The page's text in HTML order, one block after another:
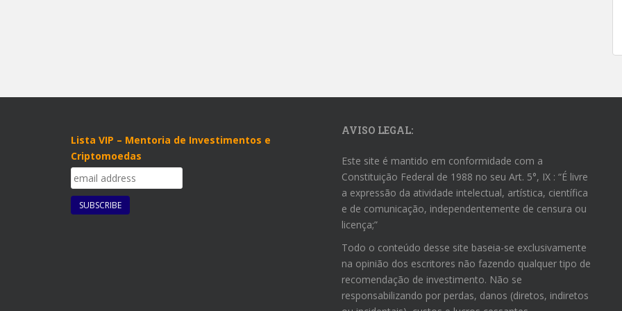
Lista VIP – Mentoria de Investimentos e
Criptomoedas
AVISO LEGAL:
Este site é mantido em conformidade com a
Constituição Federal de 1988 no seu Art. 5°, IX : “É livre
a expressão da atividade intelectual, artística, científica
e de comunicação, independentemente de censura ou
licença;”
Todo o conteúdo desse site baseia-se exclusivamente
na opinião dos escritores não fazendo qualquer tipo de
recomendação de investimento. Não se
responsabilizando por perdas, danos (diretos, indiretos